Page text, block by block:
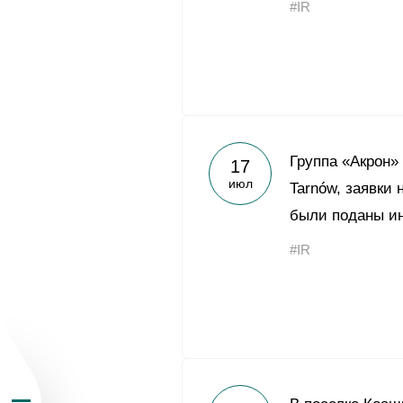
О Группе «Акрон»
География
#IR
17
июл
Группа
Tarnów, заявки
были поданы
#IR